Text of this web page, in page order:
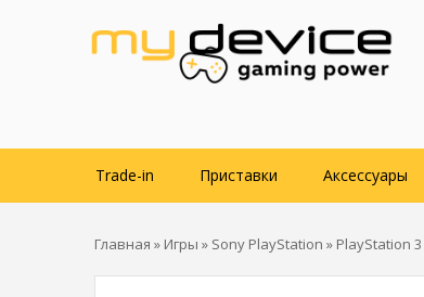
Trade-in Приставки Аксессуары
Главная » Игры » Sony PlayStation » PlayStation 3